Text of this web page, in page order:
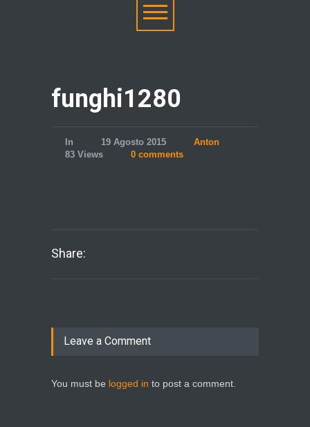
funghi1280
In 19 Agosto 2015
Anton
83 Views
0 comments
Share:
Leave a Comment
You must be logged in to post a comment.